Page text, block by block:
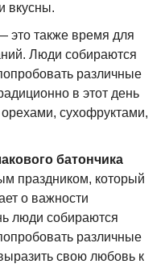
вкусны.
это также время для
Люди собираются
различные
в этот день
орехами, сухофруктами,
батончика
праздником, который
о важности
люди собираются
различные
свою любовь к